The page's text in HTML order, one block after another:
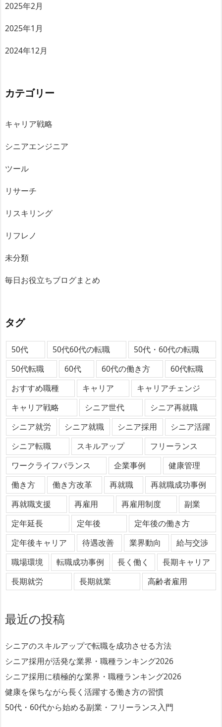
2025年2月
2025年1月
2024年12月
カテゴリー
キャリア戦略
シニアエンジニア
ツール
リサーチ
リスキリング
リフレノ
未分類
毎日お役立ちブログまとめ
タグ
50代 50代60代の転職
50代・60代の転職
50代転職
60代 60代の働き方
60代転職
おすすめ職種
キャリア
キャリアチェンジ
キャリア戦略
シニア世代
シニア再就職
シニア就労
シニア就職 シニア採用
シニア活躍
シニア転職
スキルアップ
フリーランス
ワークライフバランス
企業事例
健康管理
働き方
働き方改革 再就職
再就職成功事例
再就職支援
再雇用 再雇用制度
副業
定年延長
定年後
定年後の働き方
定年後キャリア
待遇改善 業界動向
給与交渉
職場環境
転職成功事例 長く働く
長期キャリア
長期就労
長期就業 高齢者雇用
最近の投稿
シニアのスキルアップで転職を成功させる方法
シニア採用が活発な業界・職種ランキング2026
シニア採用に積極的な業界・職種ランキング2026
健康を保ちながら長く活躍する働き方の習慣
50代・60代から始める副業・フリーランス入門